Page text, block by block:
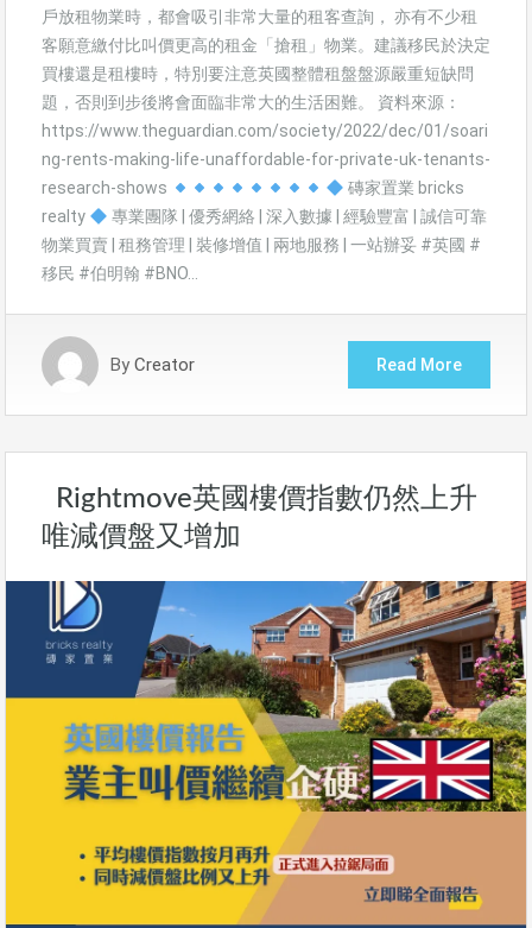
戶放租物業時，都會吸引非常大量的租客查詢， 亦有不少租
客願意繳付比叫價更高的租金「搶租」物業。建議移民於決定
買樓還是租樓時，特別要注意英國整體租盤盤源嚴重短缺問
題，否則到步後將會面臨非常大的生活困難。 資料來源：
https://www.theguardian.com/society/2022/dec/01/soari
ng-rents-making-life-unaffordable-for-private-uk-tenants-
research-shows
磚家置業 bricks
realty
專業團隊 | 優秀網絡 | 深入數據 | 經驗豐富 | 誠信可靠
物業買賣 | 租務管理 | 裝修增值 | 兩地服務 | 一站辦妥 #英國 #
移民 #伯明翰 #BNO…
By Creator Read More
Rightmove英國樓價指數仍然上升
唯減價盤又增加